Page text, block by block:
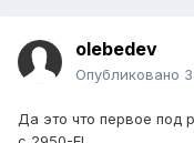
olebedev
Опубликовано
Да это что первое под